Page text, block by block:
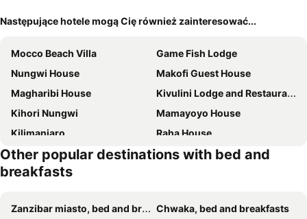
Następujące hotele mogą Cię również zainteresować...
Mocco Beach Villa
Game Fish Lodge
Nungwi House
Makofi Guest House
Magharibi House
Kivulini Lodge and Restaurant
Kihori Nungwi
Mamayoyo House
Kilimanjaro
Raha House
Lighthouse Guesthouse
Cocolala Beach House
Pineapple House
Baraka Aquarium Bungalows
Jawda Villa
Other popular destinations with bed and
breakfasts
Zanzibar miasto, bed and breakfasts
Chwaka, bed and breakfasts